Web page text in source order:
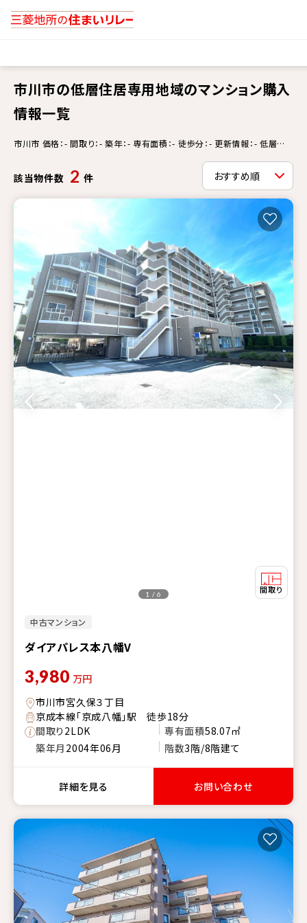
市川市の低層住居専用地域のマンション購入
情報一覧
市川市 価格：- 間取り：- 築年：- 専有面積：- 徒歩分：- 更新情報：- 低層住
該当物件数 2 件
中古マンション
ダイアパレス本八幡V
1 / 6
3,980 万円
市川市宮久保３丁目
京成本線「京成八幡」駅 徒歩18分
間取り2LDK 専有面積58.07㎡
築年月 2004年06月 階数3階/8階建て
詳細を見る お問い合わせ